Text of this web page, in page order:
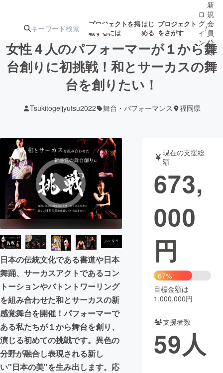
プロジェクトを掲
載するには
はじ
める
プロジェクト
をさがす
注目のリ 注目の新着プロ
ジェクト
募集終了が近いプ
テクノロジー・ガジェット
映像・映画 書籍・雑誌
ビジネス・起業 チャレンジ
まちづくり・地域活性化
CAMPFIRE for Social Good
CAMPFIRE Creation
CAMPFIREふるさと納税machi-ya コミュニティ
ロ
グ
イ
ン
/
新
規
会
員
登
録
女性４人のパフォーマーが１から舞
台創りに初挑戦！和とサーカスの舞
台を創りたい！
Tsukitogeijyutsu2022 舞台・パフォーマンス 福岡県
日本の伝統文化である書道や日本
舞踊、サーカスアクトであるコン
トーションやバトントワーリング
を組み合わせた和とサーカスの新
感覚舞台を開催！パフォーマーで
ある私たちが１から舞台を創り、
演じる初めての挑戦です。異色の
分野が融合し表現される新し
い"日本の美"を生み出します。応
現在の支援総
額
673,
000
円
67%
目標金額は
1,000,000円
支援者数
59人